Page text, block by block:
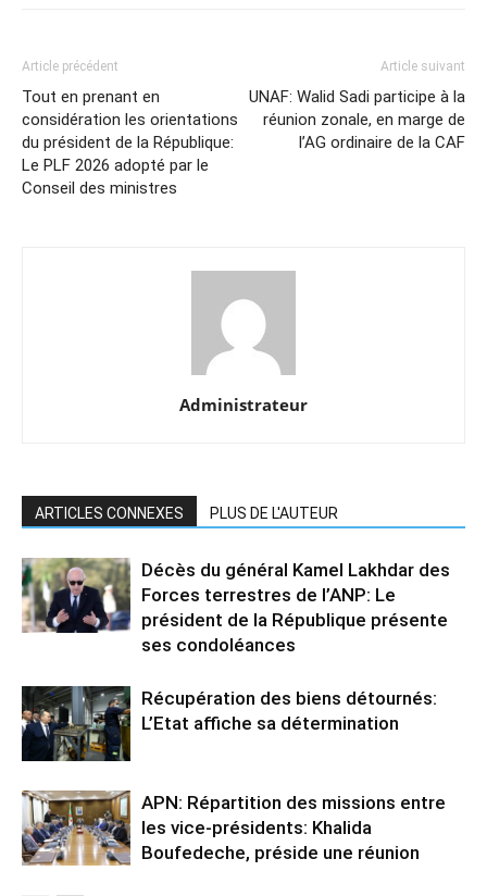
Article précédent
Tout en prenant en
considération les orientations
du président de la République:
Le PLF 2026 adopté par le
Conseil des ministres
Article suivant
UNAF: Walid Sadi participe à la
réunion zonale, en marge de
l’AG ordinaire de la CAF
Administrateur
ARTICLES CONNEXES PLUS DE L'AUTEUR
Décès du général Kamel Lakhdar des
Forces terrestres de l’ANP: Le
président de la République présente
ses condoléances
Récupération des biens détournés:
L’Etat affiche sa détermination
APN: Répartition des missions entre
les vice-présidents: Khalida
Boufedeche, préside une réunion